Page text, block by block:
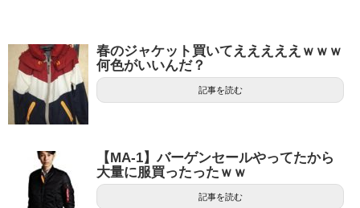
春のジャケット買いてえええええｗｗｗ
何色がいいんだ？
記事を読む
【MA-1】バーゲンセールやってたから
大量に服買ったったｗｗ
記事を読む